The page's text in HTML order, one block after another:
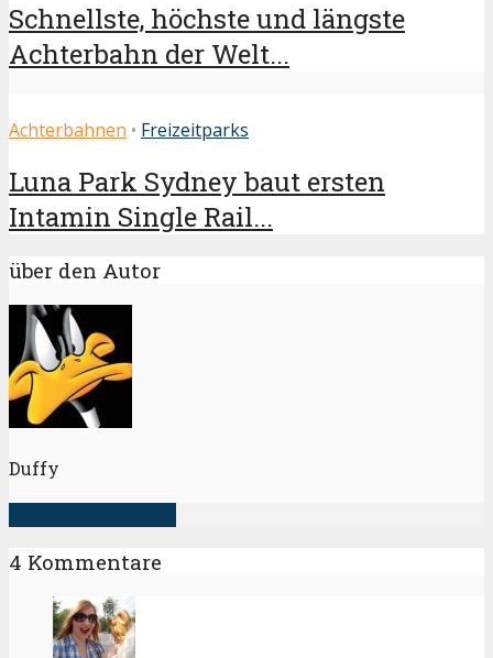
Schnellste, höchste und längste
Achterbahn der Welt...
Achterbahnen • Freizeitparks
Luna Park Sydney baut ersten
Intamin Single Rail...
über den Autor
Duffy
4 Kommentare